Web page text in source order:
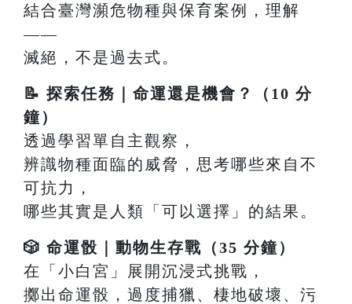
結合臺灣瀕危物種與保育案例，理解
——
滅絕，不是過去式。
📝 探索任務｜命運還是機會？（10 分
鐘）
透過學習單自主觀察，
辨識物種面臨的威脅，思考哪些來自不
可抗力，
哪些其實是人類「可以選擇」的結果。
🎲 命運骰｜動物生存戰（35 分鐘）
在「小白宮」展開沉浸式挑戰，
擲出命運骰，過度捕獵、棲地破壞、污